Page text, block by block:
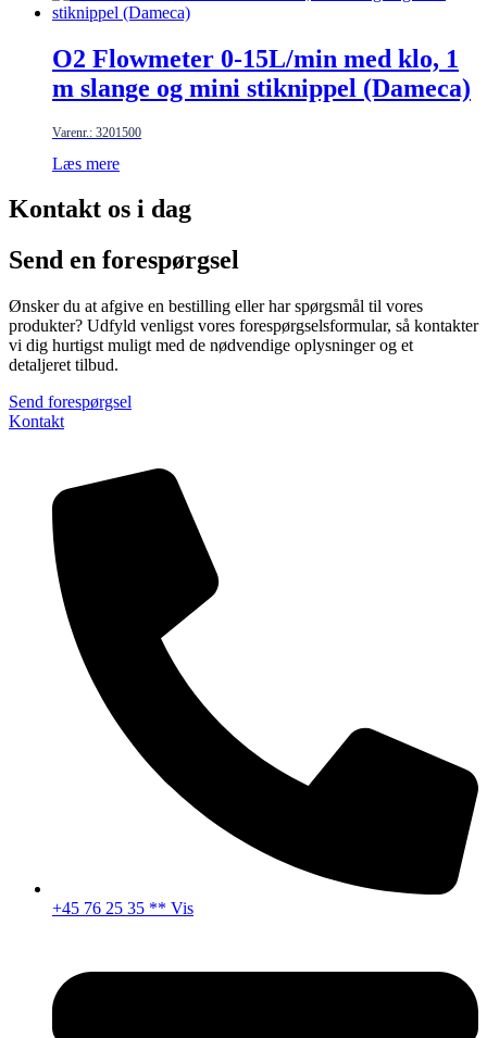
O2 Flowmeter 0-15L/min med klo, 1
m slange og mini stiknippel (Dameca)
Varenr.: 3201500
Læs mere
Kontakt os i dag
Send en forespørgsel
Ønsker du at afgive en bestilling eller har spørgsmål til vores
produkter? Udfyld venligst vores forespørgselsformular, så kontakter
vi dig hurtigst muligt med de nødvendige oplysninger og et
detaljeret tilbud.
Send forespørgsel
Kontakt
+45 76 25 35 ** Vis